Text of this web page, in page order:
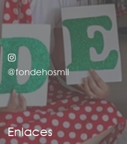
@fondehosmil
Enlaces